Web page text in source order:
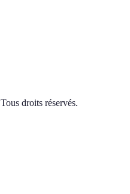
Tous droits réservés.